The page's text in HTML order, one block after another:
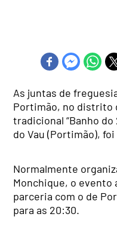
As juntas de
Portimão, no distrito
tradicional “Banho
do Vau (Portimão),
Normalmente
Monchique, o evento
parceria com o de
para as 20:30.